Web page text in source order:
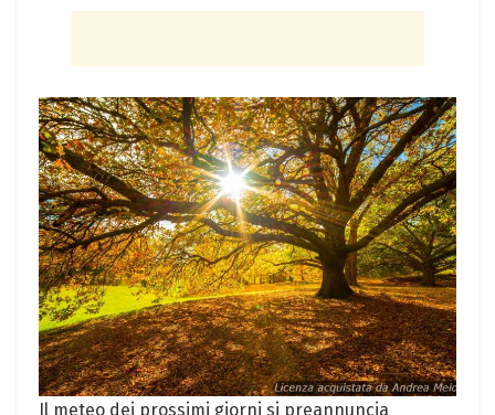
Il ⁢meteo dei prossimi giorni ​si preannuncia